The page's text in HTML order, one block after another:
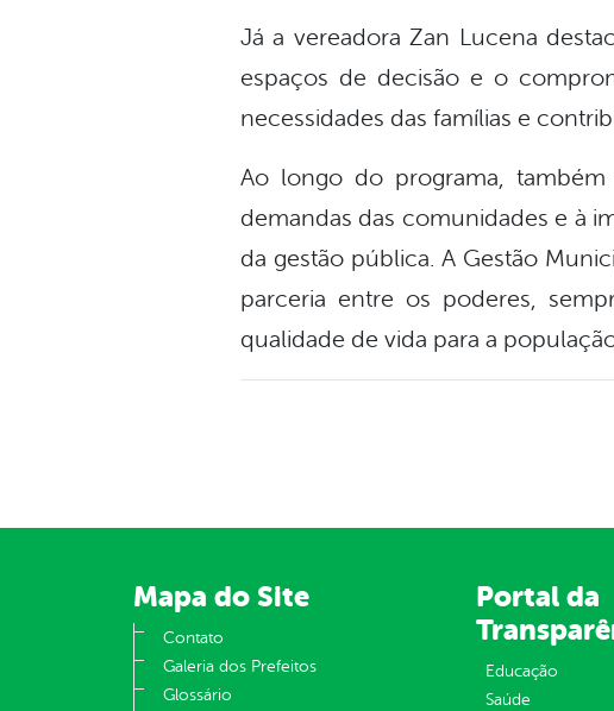
Já a vereadora Zan Lucena
espaços de decisão e o
necessidades das famílias e
Ao longo do programa, também
demandas das comunidades e à
da gestão pública. A Gestão
parceria entre os poderes,
qualidade de vida para a
Mapa do Site
Contato
Galeria dos Prefeitos
Glossário
Portal da
Educação
Saúde